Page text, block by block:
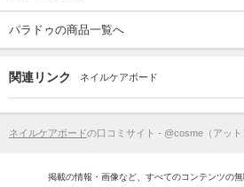
パラドゥの商品一覧へ
関連リンク ネイルケアボード
ネイルケアボードの口コミサイト - @cosme（アット
掲載の情報・画像など、すべてのコンテンツの無